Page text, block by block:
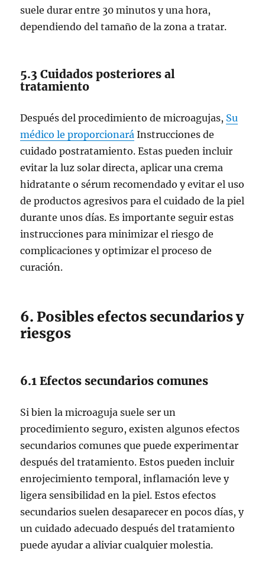
suele durar entre 30 minutos y una hora,
dependiendo del tamaño de la zona a tratar.
5.3 Cuidados posteriores al
tratamiento
Después del procedimiento de microagujas, Su
médico le proporcionará Instrucciones de
cuidado postratamiento. Estas pueden incluir
evitar la luz solar directa, aplicar una crema
hidratante o sérum recomendado y evitar el uso
de productos agresivos para el cuidado de la piel
durante unos días. Es importante seguir estas
instrucciones para minimizar el riesgo de
complicaciones y optimizar el proceso de
curación.
6. Posibles efectos secundarios y
riesgos
6.1 Efectos secundarios comunes
Si bien la microaguja suele ser un
procedimiento seguro, existen algunos efectos
secundarios comunes que puede experimentar
después del tratamiento. Estos pueden incluir
enrojecimiento temporal, inflamación leve y
ligera sensibilidad en la piel. Estos efectos
secundarios suelen desaparecer en pocos días, y
un cuidado adecuado después del tratamiento
puede ayudar a aliviar cualquier molestia.